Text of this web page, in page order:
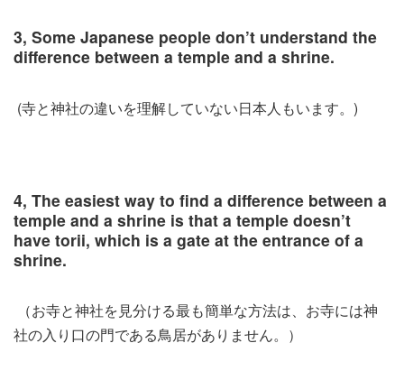
3, Some Japanese people don’t understand the
difference between a temple and a shrine.
(寺と神社の違いを理解していない日本人もいます。)
4, The easiest way to find a difference between a
temple and a shrine is that a temple doesn’t
have torii, which is a gate at the entrance of a
shrine.
（お寺と神社を見分ける最も簡単な方法は、お寺には神
社の入り口の門である鳥居がありません。）